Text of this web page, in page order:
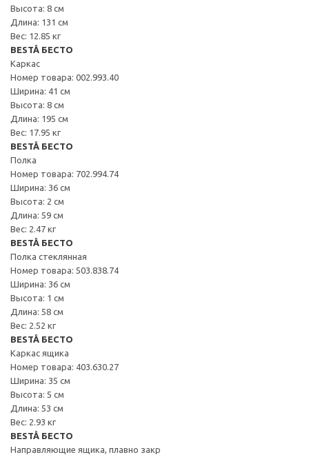
Высота: 8 см
Длина: 131 см
Вес: 12.85 кг
BESTÅ БЕСТО
Каркас
Номер товара: 002.993.40
Ширина: 41 см
Высота: 8 см
Длина: 195 см
Вес: 17.95 кг
BESTÅ БЕСТО
Полка
Номер товара: 702.994.74
Ширина: 36 см
Высота: 2 см
Длина: 59 см
Вес: 2.47 кг
BESTÅ БЕСТО
Полка стеклянная
Номер товара: 503.838.74
Ширина: 36 см
Высота: 1 см
Длина: 58 см
Вес: 2.52 кг
BESTÅ БЕСТО
Каркас ящика
Номер товара: 403.630.27
Ширина: 35 см
Высота: 5 см
Длина: 53 см
Вес: 2.93 кг
BESTÅ БЕСТО
Направляющие ящика, плавно закр